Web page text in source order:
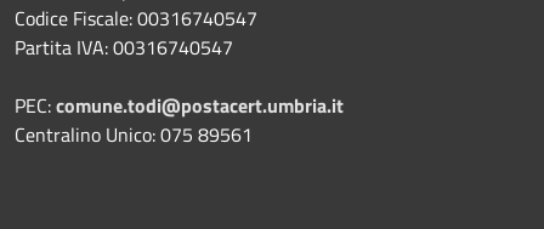
Codice Fiscale: 00316740547
Partita IVA: 00316740547
PEC:comune.todi@postacert.umbria.it
Centralino Unico: 075 89561